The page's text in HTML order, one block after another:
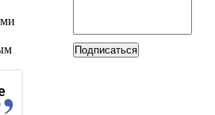
Подписаться